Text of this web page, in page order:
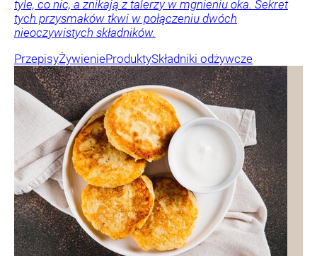
tyle, co nic, a znikają z talerzy w mgnieniu oka. Sekret
tych przysmaków tkwi w połączeniu dwóch
nieoczywistych składników.
PrzepisyŻywienieProduktySkładniki odżywcze